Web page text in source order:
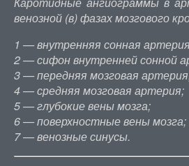
венозной (в) фазах мозгового
1 — внутренняя сонная
2 — сифон внутренней сонной
3 — передняя мозговая
4 — средняя мозговая артерия;
5 — глубокие вены мозга;
6 — поверхностные вены мозга;
7 — венозные синусы.